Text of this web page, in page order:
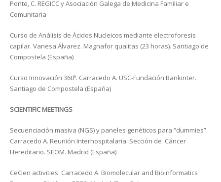
Ponte, C. REGICC y Asociación Galega de Medicina Familiar e
Comunitaria
Curso de Análisis de Ácidos Nucleicos mediante electroforesis
capilar. Vanesa Álvarez. Magnafor qualitas (23 horas). Santiago de
Compostela (España)
Curso Innovación 360º. Carracedo A. USC-Fundación Bankinter.
Santiago de Compostela (España)
SCIENTIFIC MEETINGS
Secuenciación masiva (NGS) y paneles genéticos para “dummies”.
Carracedo A. Reunión Interhospitalaria. Sección de Cáncer
Hereditario. SEOM. Madrid (España)
CeGen activities. Carracedo A. Biomolecular and Bioinformatics